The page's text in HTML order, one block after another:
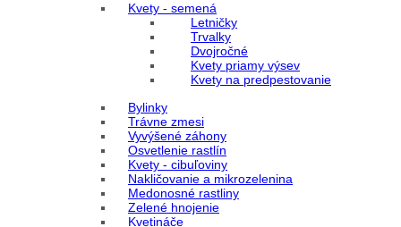
Kvety - semená
Letničky
Trvalky
Dvojročné
Kvety priamy výsev
Kvety na predpestovanie
Bylinky
Trávne zmesi
Vyvýšené záhony
Osvetlenie rastlín
Kvety - cibuľoviny
Nakličovanie a mikrozelenina
Medonosné rastliny
Zelené hnojenie
Kvetináče